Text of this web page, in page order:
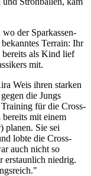
der Sparkassen-
Terrain: Ihr
als Kind lief
mit.
Weis ihren starken
die Jungs
für die Cross-
mit einem
planen. Sie sei
lobte die Cross-
auch nicht so
erstaunlich niedrig.